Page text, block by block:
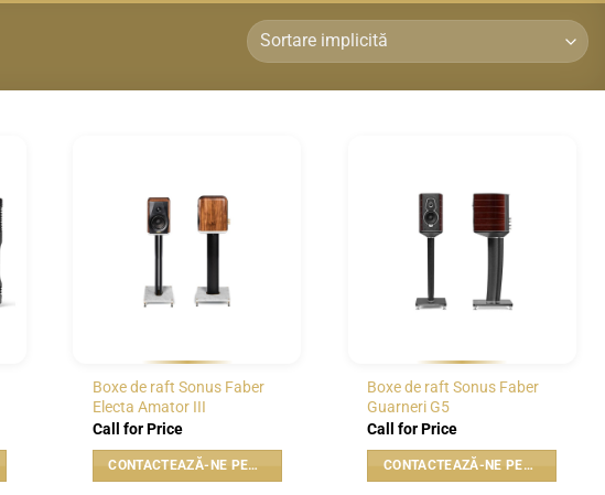
WISHLIST
Boxe de raft Sonus Faber
Electa Amator III
Call for Price
CONTACTEAZĂ-NE PENTRU PREȚ
WISHLIST
Boxe de raft Sonus Faber
Guarneri G5
Call for Price
CONTACTEAZĂ-NE PENTRU PREȚ